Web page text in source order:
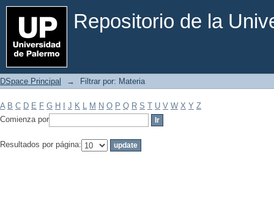
Repositorio de la
Filtrar por: Materia
DSpace Principal → Filtrar por: Materia
A B C D E F G H J K L M N O P Q R S T U V W X Y Z
Comienza por
Resultados por página: